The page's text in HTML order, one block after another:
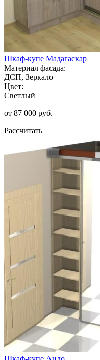
Шкаф-купе Мадагаскар
Материал фасада:
ДСП, Зеркало
Цвет:
Светлый
от 87 000 руб.
Рассчитать